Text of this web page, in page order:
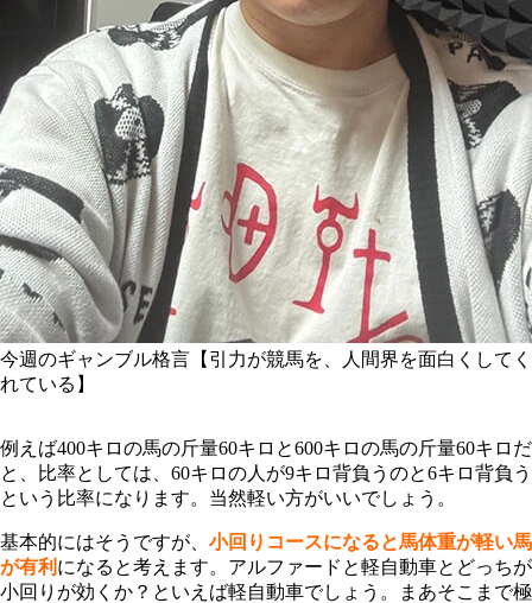
今週のギャンブル格言【引力が競馬を、人間界を面白くしてく
れている】
例えば400キロの馬の斤量60キロと600キロの馬の斤量60キロだ
と、比率としては、60キロの人が9キロ背負うのと6キロ背負う
という比率になります。当然軽い方がいいでしょう。
基本的にはそうですが、 小回りコースになると馬体重が軽い馬
が有利 になると考えます。アルファードと軽自動車とどっちが
小回りが効くか？といえば軽自動車でしょう。まあそこまで極